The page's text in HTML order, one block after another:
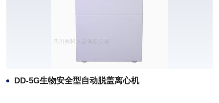
DD-5G生物安全型自动脱盖离心机